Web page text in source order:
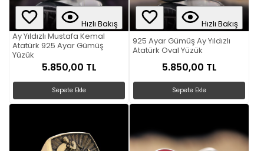
Hızlı Bakış
Ay Yıldızlı Mustafa Kemal
Atatürk 925 Ayar Gümüş
Yüzük
5.850,00 TL
Sepete Ekle
Hızlı Bakış
925 Ayar Gümüş Ay Yıldızlı
Atatürk Oval Yüzük
5.850,00 TL
Sepete Ekle